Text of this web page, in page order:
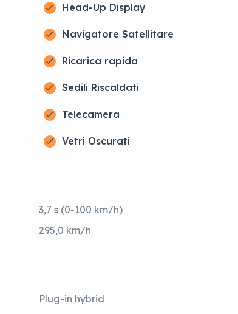
Head-Up Display
Navigatore Satellitare
Ricarica rapida
Sedili Riscaldati
Telecamera
Vetri Oscurati
3,7 s (0-100 km/h)
295,0 km/h
Plug-in hybrid